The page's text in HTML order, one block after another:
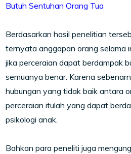
Butuh Sentuhan Orang Tua
Berdasarkan hasil penelitian
ternyata anggapan orang selama
jika perceraian dapat berdampak
semuanya benar. Karena
hubungan yang tidak baik antara
perceraian itulah yang dapat
psikologi anak.
Bahkan para peneliti juga